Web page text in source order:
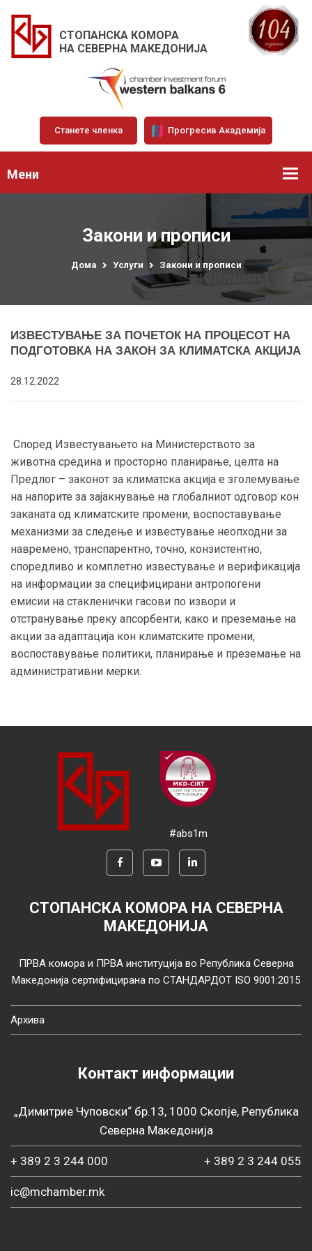
СТОПАНСКА КОМОРА
НА СЕВЕРНА МАКЕДОНИЈА
Станете членка Прогресив Академија
Мени
Закони и прописи
Дома Услуги Закони и прописи
ИЗВЕСТУВАЊЕ ЗА ПОЧЕТОК НА ПРОЦЕСОТ НА
ПОДГОТОВКА НА ЗАКОН ЗА КЛИМАТСКА АКЦИЈА
28.12.2022
Според Известувањето на Министерството за
животна средина и просторно планирање, целта на
Предлог – законот за климатска акција е зголемување
на напорите за зајакнување на глобалниот одговор кон
заканата од климатските промени, воспоставување
механизми за следење и известување неопходни за
навремено, транспарентно, точно, конзистентно,
споредливо и комплетно известување и верификација
на информации за специфицирани антропогени
емисии на стакленички гасови по извори и
отстранување преку апсорбенти, како и преземање на
акции за адаптација кон климатските промени,
воспоставување политики, планирање и преземање на
административни мерки.
#abs1m
СТОПАНСКА КОМОРА НА СЕВЕРНА
МАКЕДОНИЈА
ПРВА комора и ПРВА институција во Република Северна
Македонија сертифицирана по СТАНДАРДОТ ISO 9001:2015
Архива
Контакт информации
„Димитрие Чуповски“ бр.13, 1000 Скопје, Република
Северна Македонија
+ 389 2 3 244 000 + 389 2 3 244 055
ic@mchamber.mk